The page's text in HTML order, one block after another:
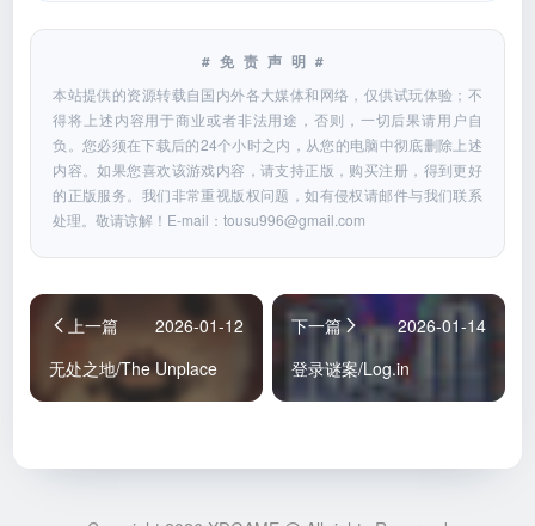
#免责声明#
本站提供的资源转载自国内外各大媒体和网络，仅供试玩体验；不
得将上述内容用于商业或者非法用途，否则，一切后果请用户自
负。您必须在下载后的24个小时之内，从您的电脑中彻底删除上述
内容。如果您喜欢该游戏内容，请支持正版，购买注册，得到更好
的正版服务。我们非常重视版权问题，如有侵权请邮件与我们联系
处理。敬请谅解！E-mail：tousu996@gmail.com
上一篇
2026-01-12
无处之地/The Unplace
下一篇
2026-01-14
登录谜案/Log.in